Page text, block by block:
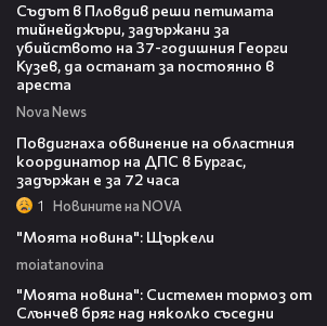
Съдът в Пловдив реши петимата
тийнейджъри, задържани за
убийството на 37-годишния Георги
Кузев, да останат за постоянно в
ареста
Nova News
Повдигнаха обвинение на областния
координатор на ДПС в Бургас,
задържан е за 72 часа
1 Новините на NOVA
"Моята новина": Щъркели
moiatanovina
"Моята новина": Системен тормоз от
Слънчев бряг над няколко съседни